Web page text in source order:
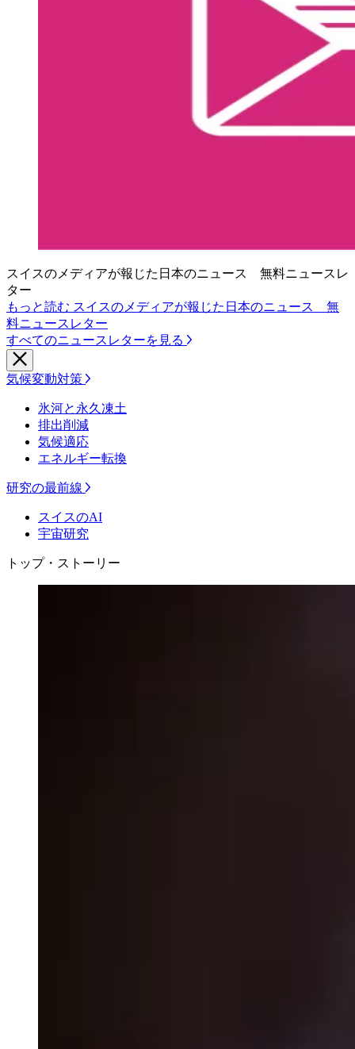
スイスのメディアが報じた日本のニュース 無料ニュースレ
ター
もっと読む スイスのメディアが報じた日本のニュース 無
料ニュースレター
すべてのニュースレターを見る
気候変動対策
氷河と永久凍土
排出削減
気候適応
エネルギー転換
研究の最前線
スイスのAI
宇宙研究
トップ・ストーリー